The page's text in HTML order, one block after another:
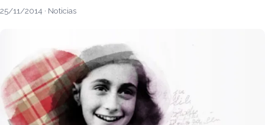
25/11/2014 · Noticias